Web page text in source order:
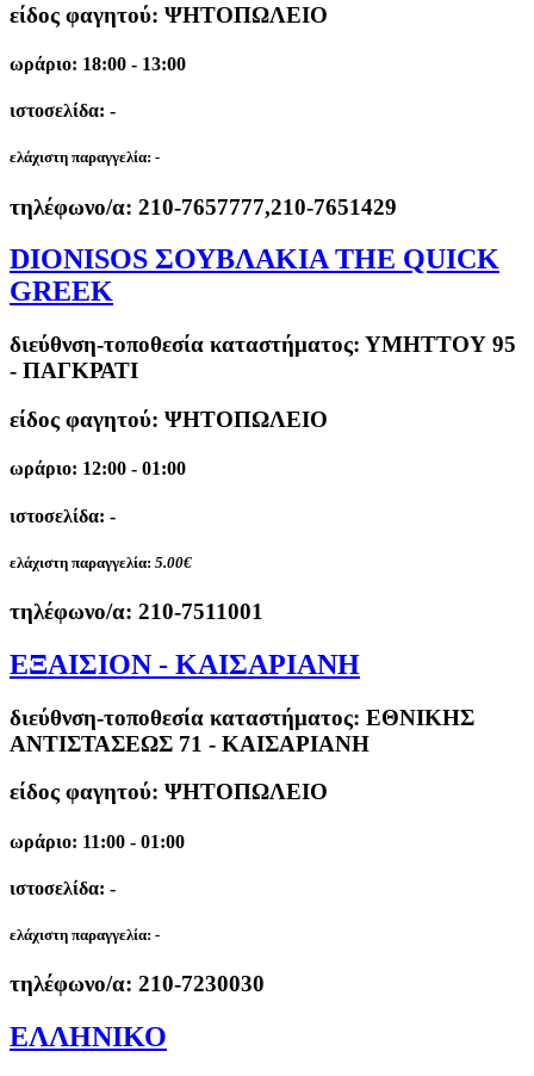
είδος φαγητού: ΨΗΤΟΠΩΛΕΙΟ
ωράριο: 18:00 - 13:00
ιστοσελίδα: -
ελάχιστη παραγγελία: -
τηλέφωνο/α: 210-7657777,210-7651429
DIONISOS ΣΟΥΒΛΑΚΙΑ THE QUICK
GREEK
διεύθνση-τοποθεσία καταστήματος: ΥΜΗΤΤΟΥ 95
- ΠΑΓΚΡΑΤΙ
είδος φαγητού: ΨΗΤΟΠΩΛΕΙΟ
ωράριο: 12:00 - 01:00
ιστοσελίδα: -
ελάχιστη παραγγελία: 5.00€
τηλέφωνο/α: 210-7511001
ΕΞΑΙΣΙΟΝ - ΚΑΙΣΑΡΙΑΝΗ
διεύθνση-τοποθεσία καταστήματος: ΕΘΝΙΚΗΣ
ΑΝΤΙΣΤΑΣΕΩΣ 71 - ΚΑΙΣΑΡΙΑΝΗ
είδος φαγητού: ΨΗΤΟΠΩΛΕΙΟ
ωράριο: 11:00 - 01:00
ιστοσελίδα: -
ελάχιστη παραγγελία: -
τηλέφωνο/α: 210-7230030
ΕΛΛΗΝΙΚΟ